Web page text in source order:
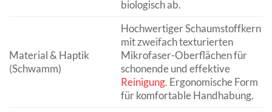
biologisch ab.
Material & Haptik
(Schwamm)
Hochwertiger Schaumstoffkern
mit zweifach texturierten
Mikrofaser-Oberflächen für
schonende und effektive
Reinigung. Ergonomische Form
für komfortable Handhabung.